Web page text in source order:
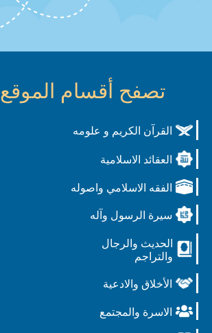
تصفح أقسام الموقع
القرآن الكريم و علومه
العقائد الاسلامية
الفقه الاسلامي واصوله
سيرة الرسول وآله
الحديث والرجال
والتراجم
الأخلاق والادعية
الاسرة والمجتمع